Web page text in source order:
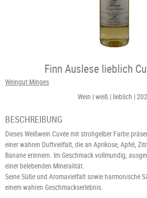
Finn Auslese lieblich
Weingut Minges
Wein weiß lieblich
BESCHREIBUNG
Dieses Weißwein Cuvée mit strohgelber Farbe
einer wahren Duftvielfalt, die an Aprikose, Apfel,
Banane erinnern. Im Geschmack vollmundig,
einer belebenden Mineralität.
Seine Süße und Aromavielfalt sowie harmonische
einem wahren Geschmackserlebnis.